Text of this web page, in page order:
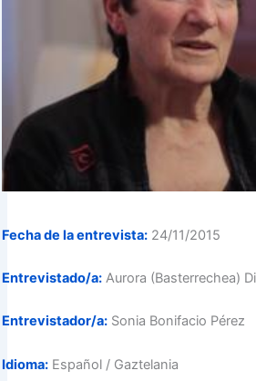
Fecha de la entrevista: 24/11/2015
Entrevistado/a: Aurora (Basterrechea)
Entrevistador/a: Sonia Bonifacio Pérez
Idioma: Español / Gaztelania